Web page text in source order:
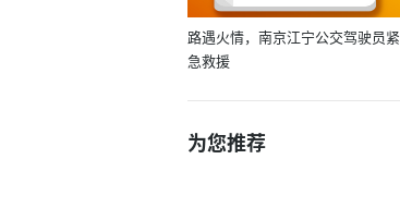
路遇火情，南京江宁公交驾驶员紧
急救援
为您推荐